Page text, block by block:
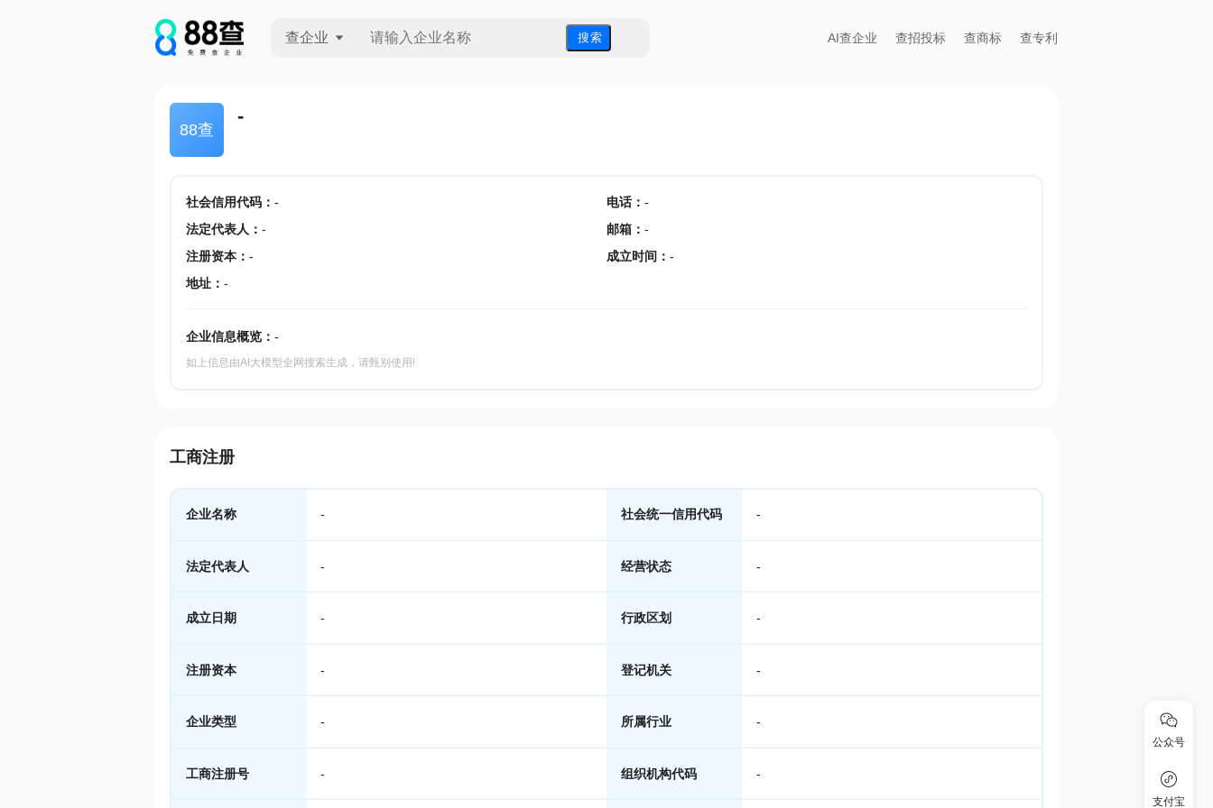
查企业 搜 索 AI查企业 查招投标 查商标 查专利
88查
-
社会信用代码： - 电话： -
法定代表人 ： - 邮箱 ： -
注册资本： - 成立时间 ： -
地址： -
企业信息概览： -
如上信息由AI大模型全网搜索生成，请甄别使用!
工商注册
企业名称 - 社会统一信用代码 -
法定代表人 - 经营状态 -
成立日期 - 行政区划 -
注册资本 - 登记机关 -
企业类型 - 所属行业 -
工商注册号 - 组织机构代码 -
公众号
支付宝